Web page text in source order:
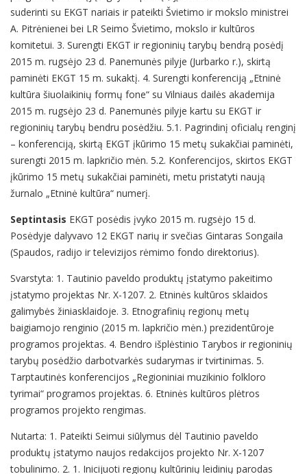
suderinti su EKGT nariais ir pateikti Švietimo ir mokslo ministrei
A. Pitrėnienei bei LR Seimo Švietimo, mokslo ir kultūros
komitetui. 3. Surengti EKGT ir regioninių tarybų bendrą posėdį
2015 m. rugsėjo 23 d. Panemunės pilyje (Jurbarko r.), skirtą
paminėti EKGT 15 m. sukaktį. 4. Surengti konferenciją „Etninė
kultūra šiuolaikinių formų fone“ su Vilniaus dailės akademija
2015 m. rugsėjo 23 d. Panemunės pilyje kartu su EKGT ir
regioninių tarybų bendru posėdžiu. 5.1. Pagrindinį oficialų renginį
– konferenciją, skirtą EKGT įkūrimo 15 metų sukakčiai paminėti,
surengti 2015 m. lapkričio mėn. 5.2. Konferencijos, skirtos EKGT
įkūrimo 15 metų sukakčiai paminėti, metu pristatyti naują
žurnalo „Etninė kultūra“ numerį.
Septintasis EKGT posėdis įvyko 2015 m. rugsėjo 15 d.
Posėdyje dalyvavo 12 EKGT narių ir svečias Gintaras Songaila
(Spaudos, radijo ir televizijos rėmimo fondo direktorius).
Svarstyta: 1. Tautinio paveldo produktų įstatymo pakeitimo
įstatymo projektas Nr. X-1207. 2. Etninės kultūros sklaidos
galimybės žiniasklaidoje. 3. Etnografinių regionų metų
baigiamojo renginio (2015 m. lapkričio mėn.) prezidentūroje
programos projektas. 4. Bendro išplėstinio Tarybos ir regioninių
tarybų posėdžio darbotvarkės sudarymas ir tvirtinimas. 5.
Tarptautinės konferencijos „Regioniniai muzikinio folkloro
tyrimai“ programos projektas. 6. Etninės kultūros plėtros
programos projekto rengimas.
Nutarta: 1. Pateikti Seimui siūlymus dėl Tautinio paveldo
produktų įstatymo naujos redakcijos projekto Nr. X-1207
tobulinimo. 2. 1. Inicijuoti regionų kultūrinių leidinių parodas